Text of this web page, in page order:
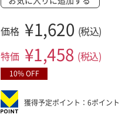
価格 ¥1,620 (税込)
特価 ¥1,458 (税込)
10% OFF
獲得予定ポイント：6ポイント